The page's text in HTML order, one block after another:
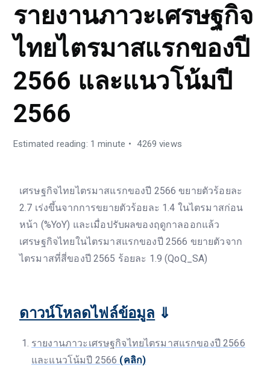
รายงานภาวะเศรษฐกิจ
ไทยไตรมาสแรกของปี
2566 และแนวโน้มปี
2566
Estimated reading: 1 minute 4269 views
เศรษฐกิจไทยไตรมาสแรกของปี 2566 ขยายตัวร้อยละ
2.7 เร่งขึ้นจากการขยายตัวร้อยละ 1.4 ในไตรมาสก่อน
หน้า (%YoY) และเมื่อปรับผลของฤดูกาลออกแล้ว
เศรษฐกิจไทยในไตรมาสแรกของปี 2566 ขยายตัวจาก
ไตรมาสที่สี่ของปี 2565 ร้อยละ 1.9 (QoQ_SA)
ดาวน์โหลดไฟล์ข้อมูล ⇓
รายงานภาวะเศรษฐกิจไทยไตรมาสแรกของปี 2566
และแนวโน้มปี 2566 (คลิก)